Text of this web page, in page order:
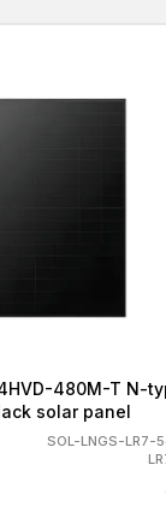
480M-T N-
solar panel
SOL-LNGS-LR7-